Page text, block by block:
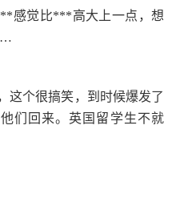
**感觉比***高大上一点，想
…
这个很搞笑，到时候爆发了
们回来。英国留学生不就